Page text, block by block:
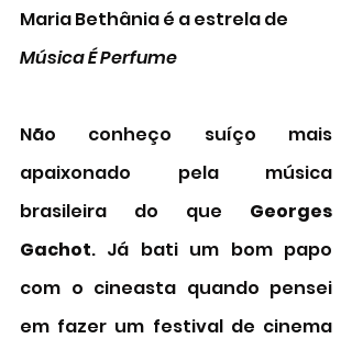
Maria Bethânia é a estrela de
Música É Perfume
Não conheço suíço mais
apaixonado pela música
brasileira do que Georges
Gachot. Já bati um bom papo
com o cineasta quando pensei
em fazer um festival de cinema